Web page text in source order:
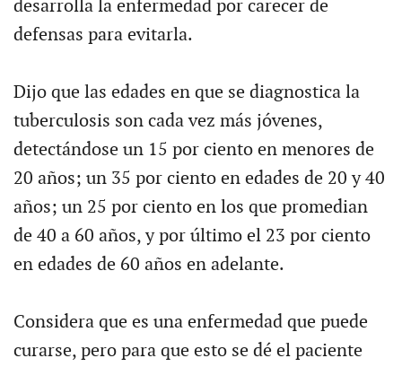
desarrolla la enfermedad por carecer de
defensas para evitarla.
Dijo que las edades en que se diagnostica la
tuberculosis son cada vez más jóvenes,
detectándose un 15 por ciento en menores de
20 años; un 35 por ciento en edades de 20 y 40
años; un 25 por ciento en los que promedian
de 40 a 60 años, y por último el 23 por ciento
en edades de 60 años en adelante.
Considera que es una enfermedad que puede
curarse, pero para que esto se dé el paciente